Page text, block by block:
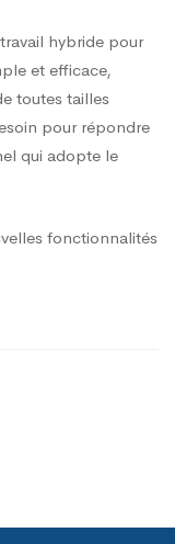
hybride pour
et efficace,
toutes tailles
pour répondre
qui adopte le
fonctionnalités